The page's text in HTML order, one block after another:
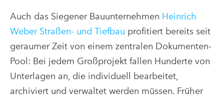
Auch das Siegener Bauunternehmen Heinrich
Weber Straßen- und Tiefbau profitiert bereits seit
geraumer Zeit von einem zentralen Dokumenten-
Pool: Bei jedem Großprojekt fallen Hunderte von
Unterlagen an, die individuell bearbeitet,
archiviert und verwaltet werden müssen. Früher